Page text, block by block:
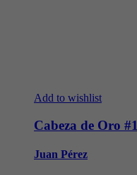
Add to wishlist
Cabeza de Oro #1
Juan Pérez